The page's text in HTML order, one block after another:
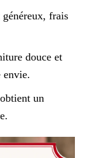
généreux, frais
douce et
envie.
un